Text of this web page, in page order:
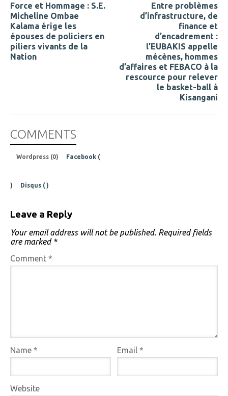
Force et Hommage : S.E.
Micheline Ombae
Kalama érige les
épouses de policiers en
piliers vivants de la
Nation
Entre problèmes
d’infrastructure, de
finance et
d’encadrement :
l’EUBAKIS appelle
mécènes, hommes
d’affaires et FEBACO à la
rescource pour relever
le basket-ball à
Kisangani
COMMENTS
Wordpress (0) Facebook (
) Disqus ( )
Leave a Reply
Your email address will not be published. Required fields
are marked *
Comment *
Name * Email*
Website